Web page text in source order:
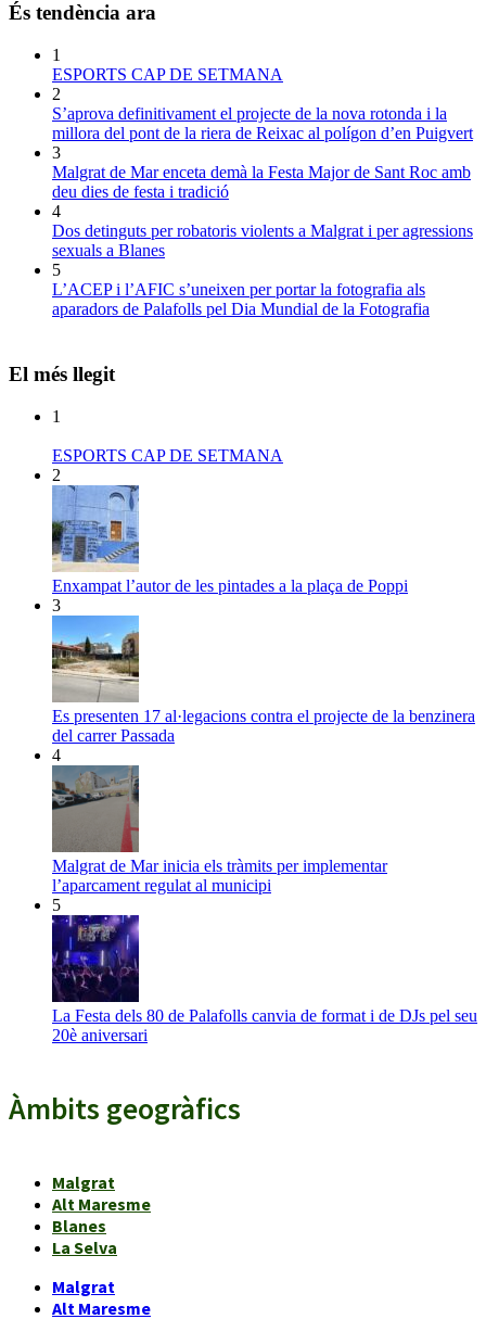
És tendència ara
1
ESPORTS CAP DE SETMANA
2
S’aprova definitivament el projecte de la nova rotonda i la
millora del pont de la riera de Reixac al polígon d’en Puigvert
3
Malgrat de Mar enceta demà la Festa Major de Sant Roc amb
deu dies de festa i tradició
4
Dos detinguts per robatoris violents a Malgrat i per agressions
sexuals a Blanes
5
L’ACEP i l’AFIC s’uneixen per portar la fotografia als
aparadors de Palafolls pel Dia Mundial de la Fotografia
El més llegit
1
ESPORTS CAP DE SETMANA
2
Enxampat l’autor de les pintades a la plaça de Poppi
3
Es presenten 17 al·legacions contra el projecte de la benzinera
del carrer Passada
4
Malgrat de Mar inicia els tràmits per implementar
l’aparcament regulat al municipi
5
La Festa dels 80 de Palafolls canvia de format i de DJs pel seu
20è aniversari
Àmbits geogràfics
Malgrat
Alt Maresme
Blanes
La Selva
Malgrat
Alt Maresme